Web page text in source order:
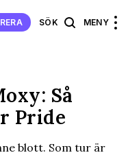
SÖK MENY
Så
Pride
blott. Som tur är